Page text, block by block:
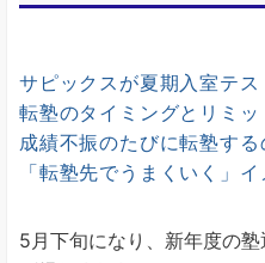
サピックスが夏期入室テ
転塾のタイミングとリミッ
成績不振のたびに転塾する
「転塾先でうまくいく」
5月下旬になり、新年度の